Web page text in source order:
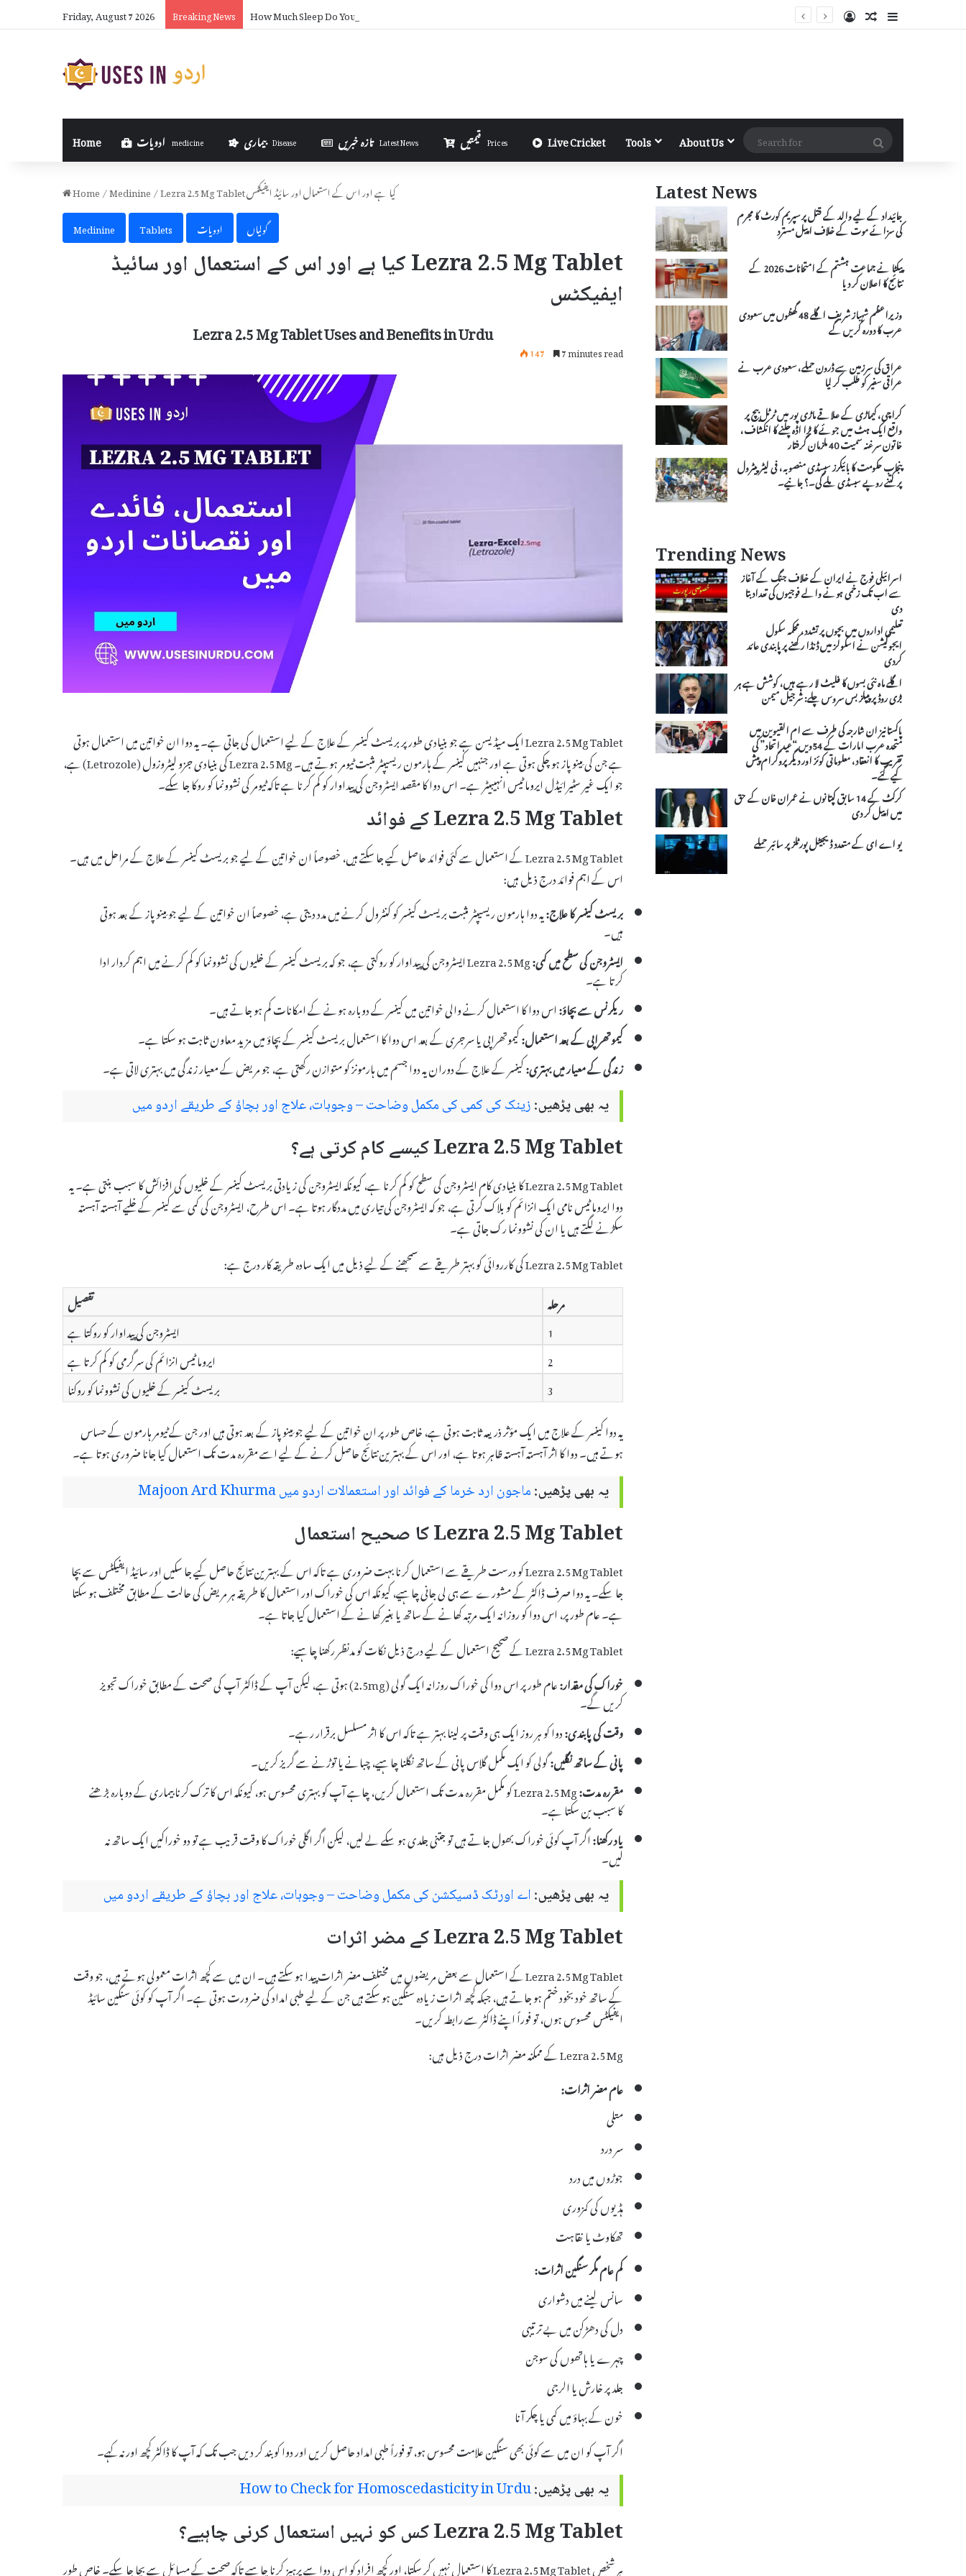
Friday, August 7 2026 Breaking News How Much Sleep Do You Need for Gym in Urdu Log InRandom Article
Sidebar
Home medicine بیماری Disease تازہ خبریں Latest News Prices Live Cricket Tools About Us
Search
for
Home/Medinine/
Lezra 2.5 Mg Tablet کیا ہے اور اس کے استعمال اور سائیڈ ایفیکٹس
Medinine
Tablets ادویات گولیاں
Lezra 2.5 Mg Tablet کیا ہے اور اس کے استعمال اور سائیڈ
ایفیکٹس
Lezra 2.5 Mg Tablet Uses and Benefits in Urdu
147 7 minutes read
Lezra 2.5 Mg Tablet ایک میڈیسن ہے جو بنیادی طور پر بریسٹ کینسر کے علاج کے لیے استعمال کی جاتی ہے۔ یہ دوا ان خواتین میں استعمال ہوتی
ہے جن کی مِینوپاز ہو چکی ہوتی ہے اور جنہیں کینسر کے ہارمون ریسیپٹر مثبت ٹیومر ہوتے ہیں۔ Lezra 2.5 Mg کی بنیادی جزو لیٹروزول (Letrozole) ہے،
جو ایک غیر سٹیرائیڈل ایروماٹیس انہیبیٹر ہے۔ اس دوا کا مقصد ایسٹروجن کی پیداوار کو کم کرنا ہے تاکہ ٹیومر کی نشوونما کو روکا جا سکے۔
Lezra 2.5 Mg Tablet کے فوائد
Lezra 2.5 Mg Tablet کے استعمال سے کئی فوائد حاصل کیے جا سکتے ہیں، خصوصاً ان خواتین کے لیے جو بریسٹ کینسر کے علاج کے مراحل میں ہیں۔
اس کے اہم فوائد درج ذیل ہیں:
بریسٹ کینسر کا علاج:یہ دوا ہارمون ریسیپٹر مثبت بریسٹ کینسر کو کنٹرول کرنے میں مدد دیتی ہے، خصوصاً ان خواتین کے لیے جو مِینوپاز کے بعد ہوتی
ہیں۔
ایسٹروجن کی سطح میں کمی:
Lezra 2.5 Mg ایسٹروجن کی پیداوار کو روکتی ہے، جو کہ بریسٹ کینسر کے خلیوں کی نشوونما کو کم کرنے میں اہم کردار ادا
کرتا ہے۔
ریکرنس سے بچاؤ:اس دوا کا استعمال کرنے والی خواتین میں کینسر کے دوبارہ ہونے کے امکانات کم ہو جاتے ہیں۔
کیموتھراپی کے بعد استعمال:کیموتھراپی یا سرجری کے بعد اس دوا کا استعمال بریسٹ کینسر کے بچاؤ میں مزید معاون ثابت ہو سکتا ہے۔
زندگی کے معیار میں بہتری:کینسر کے علاج کے دوران یہ دوا جسم میں ہارمونز کو متوازن رکھتی ہے، جو مریض کے معیار زندگی میں بہتری لاتی ہے۔
یہ بھی پڑھیں:زینک کی کمی کی مکمل وضاحت – وجوہات، علاج اور بچاؤ کے طریقے اردو میں
Lezra 2.5 Mg Tablet کیسے کام کرتی ہے؟
Lezra 2.5 Mg Tablet کا بنیادی کام ایسٹروجن کی سطح کو کم کرنا ہے، کیونکہ ایسٹروجن کی زیادتی بریسٹ کینسر کے خلیوں کی افزائش کا سبب بنتی ہے۔ یہ
دوا ایروماٹیس نامی ایک انزائم کو بلاک کرتی ہے، جو کہ ایسٹروجن کی تیاری میں مددگار ہوتا ہے۔ اس طرح، ایسٹروجن کی کمی سے کینسر کے خلیے آہستہ آہستہ
سکڑنے لگتے ہیں یا ان کی نشوونما رک جاتی ہے۔
Lezra 2.5 Mg Tablet کی کارروائی کو بہتر طریقے سے سمجھنے کے لیے ذیل میں ایک سادہ طریقہ کار درج ہے:
مرحلہ
تفصیل
1
ایسٹروجن کی پیداوار کو روکتا ہے
2
ایروماٹیس انزائم کی سرگرمی کو کم کرتا ہے
3
بریسٹ کینسر کے خلیوں کی نشوونما کو روکنا
یہ دوا کینسر کے علاج میں ایک مؤثر ذریعہ ثابت ہوتی ہے، خاص طور پر ان خواتین کے لیے جو مِینوپاز کے بعد ہوتی ہیں اور جن کے ٹیومر ہارمون کے حساس
ہوتے ہیں۔ دوا کا اثر آہستہ آہستہ ظاہر ہوتا ہے، اور اس کے بہترین نتائج حاصل کرنے کے لیے اسے مقررہ مدت تک استعمال کیا جانا ضروری ہوتا ہے۔
یہ بھی پڑھیں:ماجون ارد خرما کے فوائد اور استعمالات اردو میں Majoon Ard Khurma
Lezra 2.5 Mg Tablet کا صحیح استعمال
Lezra 2.5 Mg Tablet کو درست طریقے سے استعمال کرنا بہت ضروری ہے تاکہ اس کے بہترین نتائج حاصل کیے جا سکیں اور سائیڈ ایفیکٹس سے بچا
جا سکے۔ یہ دوا صرف ڈاکٹر کے مشورے سے ہی لی جانی چاہیے، کیونکہ اس کی خوراک اور استعمال کا طریقہ ہر مریض کی حالت کے مطابق مختلف ہو سکتا
ہے۔ عام طور پر، اس دوا کو روزانہ ایک مرتبہ کھانے کے ساتھ یا بغیر کھانے کے استعمال کیا جاتا ہے۔
Lezra 2.5 Mg Tablet کے صحیح استعمال کے لیے درج ذیل نکات کو مدنظر رکھنا چاہیے:
خوراک کی مقدار:
عام طور پر اس دوا کی خوراک روزانہ ایک گولی (2.5mg) ہوتی ہے، لیکن آپ کے ڈاکٹر آپ کی صحت کے مطابق خوراک تجویز
کریں گے۔
وقت کی پابندی:دوا کو ہر روز ایک ہی وقت پر لینا بہتر ہے تاکہ اس کا اثر مسلسل برقرار رہے۔
پانی کے ساتھ نگلیں:گولی کو ایک مکمل گلاس پانی کے ساتھ نگلنا چاہیے، چبانے یا توڑنے سے گریز کریں۔
مقررہ مدت:
Lezra 2.5 Mg کو مکمل مقررہ مدت تک استعمال کریں، چاہے آپ کو بہتری محسوس ہو، کیونکہ اس کا ترک کرنا بیماری کے دوبارہ بڑھنے
کا سبب بن سکتا ہے۔
یاد رکھنا:اگر آپ کوئی خوراک بھول جاتے ہیں تو جتنی جلدی ہو سکے لے لیں، لیکن اگر اگلی خوراک کا وقت قریب ہے تو دو خوراکیں ایک ساتھ نہ
لیں۔
یہ بھی پڑھیں:اے اورٹک ڈسیکشن کی مکمل وضاحت – وجوہات، علاج اور بچاؤ کے طریقے اردو میں
Lezra 2.5 Mg Tablet کے مضر اثرات
Lezra 2.5 Mg Tablet کے استعمال سے بعض مریضوں میں مختلف مضر اثرات پیدا ہو سکتے ہیں۔ ان میں سے کچھ اثرات معمولی ہوتے ہیں، جو وقت
کے ساتھ خود بخود ختم ہو جاتے ہیں، جبکہ کچھ اثرات زیادہ سنگین ہو سکتے ہیں جن کے لیے طبی امداد کی ضرورت ہوتی ہے۔ اگر آپ کو کوئی سنگین سائیڈ
ایفیکٹس محسوس ہوں، تو فوراً اپنے ڈاکٹر سے رابطہ کریں۔
Lezra 2.5 Mg کے ممکنہ مضر اثرات درج ذیل ہیں:
عام مضر اثرات:
متلی
سر درد
جوڑوں میں درد
ہڈیوں کی کمزوری
تھکاوٹ یا نقاہت
کم عام مگر سنگین اثرات:
سانس لینے میں دشواری
دل کی دھڑکن میں بے ترتیبی
چہرے یا ہاتھوں کی سوجن
جلد پر خارش یا الرجی
خون کے بہاؤ میں کمی یا چکر آنا
اگر آپ کو ان میں سے کوئی بھی سنگین علامت محسوس ہو، تو فوراً طبی امداد حاصل کریں اور دوا کو بند کر دیں جب تک کہ آپ کا ڈاکٹر کچھ اور نہ کہے۔
یہ بھی پڑھیں:How to Check for Homoscedasticity in Urdu
Lezra 2.5 Mg Tablet کس کو نہیں استعمال کرنی چاہیے؟
ہر شخص Lezra 2.5 Mg Tablet کا استعمال نہیں کر سکتا، اور کچھ افراد کو اس دوا سے پرہیز کرنا چاہیے تاکہ صحت کے مسائل سے بچا جا سکے۔ خاص طور
Latest News
جائیداد کے لیے والد کے قتل پر سپریم کورٹ کا مجرم
کی سزائے موت کے خلاف اپیل مسترد
پیکٹا نے جماعت ہشتم کے امتحانات 2026 کے
نتائج کا اعلان کر دیا
وزیراعظم شہباز شریف اگلے 48 گھنٹوں میں سعودی
عرب کا دورہ کریں گے
عراق کی سرزمین سے ڈرون حملے، سعودی عرب نے
عراقی سفیر کو طلب کر لیا
کراچی، کیماڑی کے علاقے ماڑی پور میں ٹرٹل بیچ پر
واقع ایک ہٹ میں جوئے کا بڑا اڈہ چلنے کا انکشاف،
خاتون سرغنہ سمیت 40 ملزمان گرفتار
پنجاب حکومت کا بائیکرز سبسڈی منصوبہ، فی لیٹر پیٹرول
پر کتنے روپے سبسڈی ملے گی۔؟ جانیے۔
Trending News
اسرائیلی فوج نے ایران کے خلاف جنگ کے آغاز
سے اب تک زخمی ہونے والے فوجیوں کی تعداد بتا
دی
تعلیمی اداروں میں بچوں پر تشدد، محکمہ سکول
ایجوکیشن نے اسکولز میں ڈنڈا رکھنے پر پابندی عائد
کردی
اگلے ماہ نئی بسوں کا فلیٹ لا رہے ہیں، کوشش ہے ہر
بڑی روڈ پر پیپلز بس سروس چلے: شرجیل میمن
پاکستانیز ان شارجہ کی طرف سے ام القیوین میں
متحدہ عرب امارات کے 54ویں “عید اتحاد” کی
تقریب کا انعقاد، معلوماتی کوئز اور دیگر پروگرام پیش
کیے گئے۔
کرکٹ کے 14 سابق کپتانوں نے عمران خان کے حق
میں اپیل کر دی
یو اے ای کے متعدد ڈیجیٹل پورٹلز پر سائبر حملے